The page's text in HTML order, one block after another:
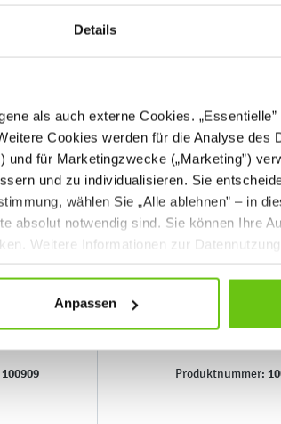
Details
als auch externe Cookies.
Cookies werden für die Analyse des
und für Marketingzwecke („Marketing”)
und zu individualisieren. Sie
wählen Sie „Alle ablehnen” – in
absolut notwendig sind. Sie können Ihre
Weitere Informationen zur
Anpassen
1.383,10 €
100909 Produktnummer: